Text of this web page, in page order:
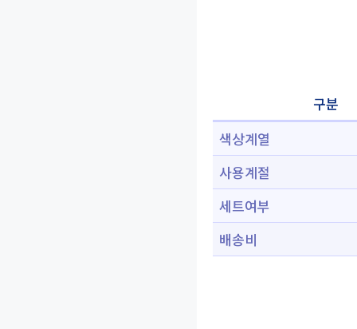
구분
색상계열
사용계절
세트여부
배송비